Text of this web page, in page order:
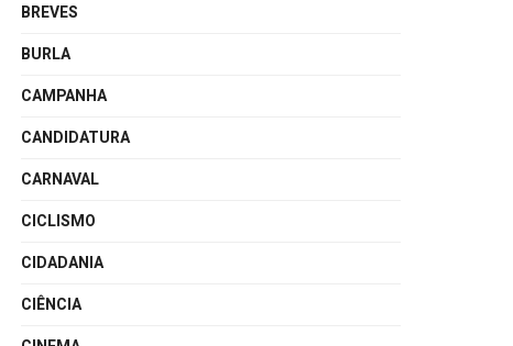
BREVES
BURLA
CAMPANHA
CANDIDATURA
CARNAVAL
CICLISMO
CIDADANIA
CIÊNCIA